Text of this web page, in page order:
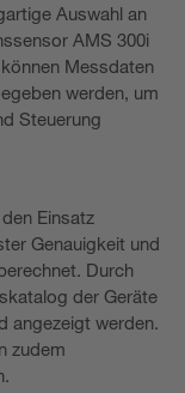
Auswahl an
AMS 300i
Messdaten
werden, um
Steuerung
Einsatz
Genauigkeit und
Durch
der Geräte
angezeigt werden.
zudem